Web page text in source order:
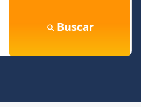
Buscar